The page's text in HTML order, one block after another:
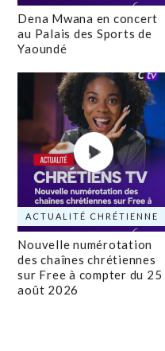
Dena Mwana en concert
au Palais des Sports de
Yaoundé
ACTUALITÉ CHRÉTIENNE
Nouvelle numérotation
des chaînes chrétiennes
sur Free à compter du 25
août 2026